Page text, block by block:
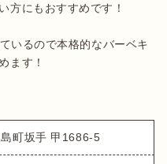
方にもおすすめです！
いるので本格的なバーベキ
ます！
町坂手 甲1686-5